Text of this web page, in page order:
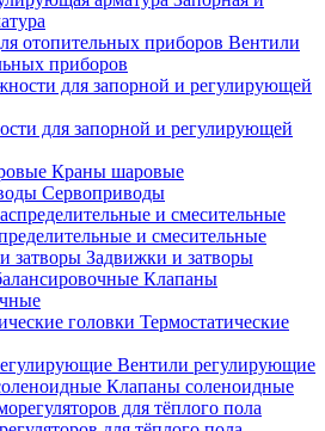
Вентили
приборов
для запорной и регулирующей
Краны шаровые
Сервоприводы
и смесительные
Задвижки и затворы
Клапаны
Термостатические
Вентили регулирующие
Клапаны соленоидные